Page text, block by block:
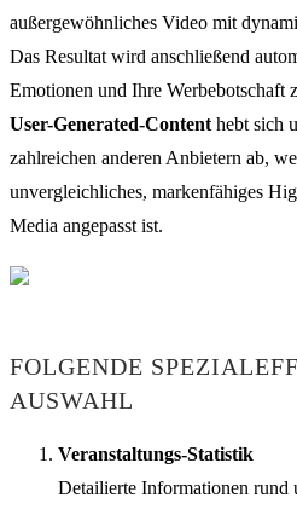
außergewöhnliches Video mit
Das Resultat wird anschließend
Emotionen und Ihre Werbebotschaft
User-Generated-Content hebt sich
zahlreichen anderen Anbietern ab,
unvergleichliches, markenfähiges
Media angepasst ist.
FOLGENDE
AUSWAHL
Veranstaltungs-Statistik
Detailierte Informationen rund